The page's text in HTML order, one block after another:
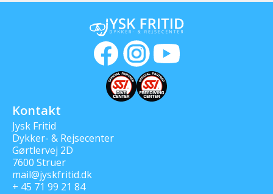
Kontakt
Jysk Fritid
Dykker- & Rejsecenter
Gørtlervej 2D
7600 Struer
mail@jyskfritid.dk
+ 45 71 99 21 84